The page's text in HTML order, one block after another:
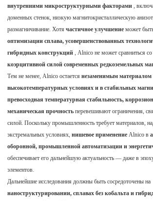
внутренними микроструктурными факторами ,
доменных стенок, низкую магнитокристаллическую
размагничивание. Хотя частичное улучшение может
оптимизации сплава, усовершенствованных
гибридных конструкций , Alnico не может сравниться со
коэрцитивной силой современных редкоземельных
Тем не менее, Alnico остается незаменимым материалом
высокотемпературных условиях и в стабильных
превосходная температурная стабильность,
механическая прочность перевешивают ограничения,
силой. Поскольку промышленность требует материалов,
экстремальных условиях, нишевое применение Alnico в
оборонной, промышленной автоматизации и
обеспечивает его дальнейшую актуальность — даже в
элементов.
Дальнейшие исследования должны быть сосредоточены на
наноструктурировании, сплавах без кобальта и